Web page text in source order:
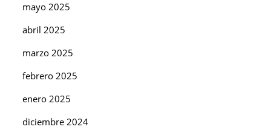
mayo 2025
abril 2025
marzo 2025
febrero 2025
enero 2025
diciembre 2024